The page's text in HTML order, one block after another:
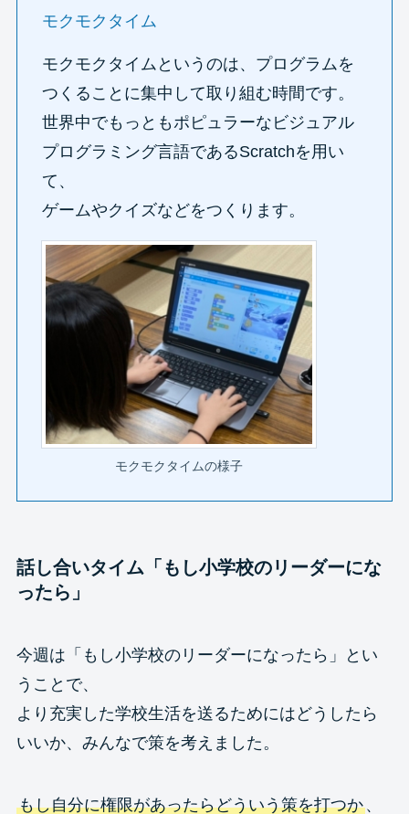
モクモクタイム
モクモクタイムというのは、プログラムを
つくることに集中して取り組む時間です。
世界中でもっともポピュラーなビジュアル
プログラミング言語であるScratchを用い
て、
ゲームやクイズなどをつくります。
モクモクタイムの様子
話し合いタイム「もし小学校のリーダーにな
ったら」
今週は「もし小学校のリーダーになったら」とい
うことで、
より充実した学校生活を送るためにはどうしたら
いいか、みんなで策を考えました。
もし自分に権限があったらどういう策を打つか、